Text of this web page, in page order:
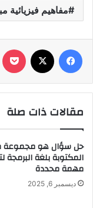
مفاهيم فيزيائية
فيسبوك
مقالات ذات صلة
حل سؤال هو مجموعة
المكتوبة بلغة البرمجة
مهمة محددة
ديسمبر 6, 2025